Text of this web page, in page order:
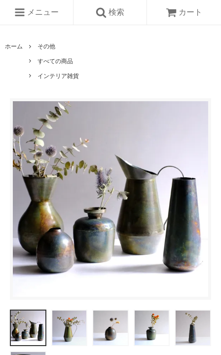
メニュー 検索 カート
ホーム その他
すべての商品
インテリア雑貨